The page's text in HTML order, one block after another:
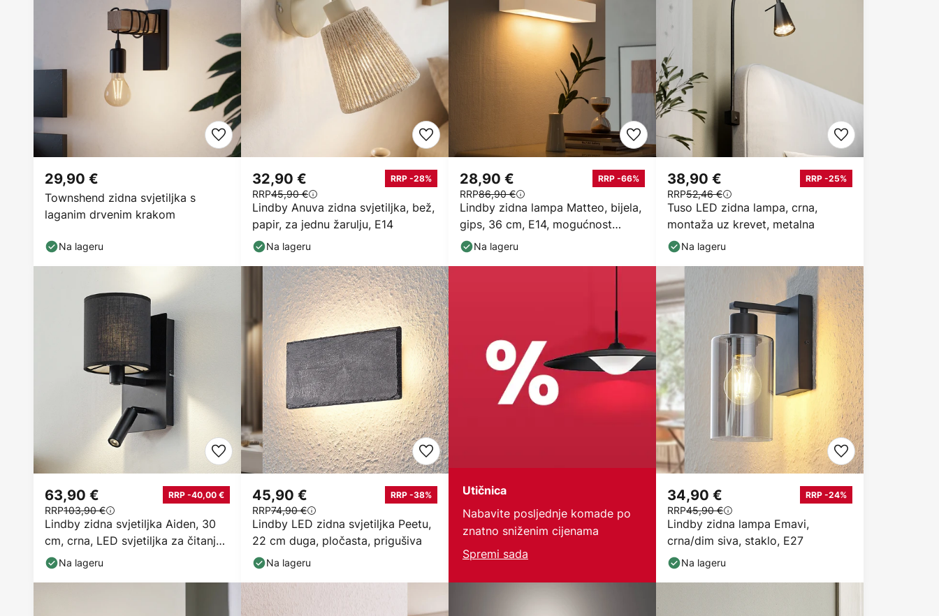
Townshend zidna svjetiljka s
laganim drvenim krakom
29,90 €
Na lageru
Lindby Anuva zidna svjetiljka, bež,
papir, za jednu žarulju, E14
32,90 € RRP -28%
RRP45,90 €
Na lageru
Lindby zidna lampa Matteo, bijela,
gips, 36 cm, E14, mogućnost
bojanja
28,90 € RRP -66%
RRP86,90 €
Na lageru
Tuso LED zidna lampa, crna,
montaža uz krevet, metalna
38,90 € RRP -25%
RRP52,46 €
Na lageru
Lindby zidna svjetiljka Aiden, 30
cm, crna, LED svjetiljka za čitanje,
E14
63,90 € RRP -40,00 €
RRP103,90 €
Na lageru
Lindby LED zidna svjetiljka Peetu,
22 cm duga, pločasta, prigušiva
45,90 € RRP -38%
RRP74,90 €
Na lageru
Utičnica
Nabavite posljednje komade po
znatno sniženim cijenama
Spremi sada
Lindby zidna lampa Emavi,
crna/dim siva, staklo, E27
34,90 € RRP -24%
RRP45,90 €
Na lageru